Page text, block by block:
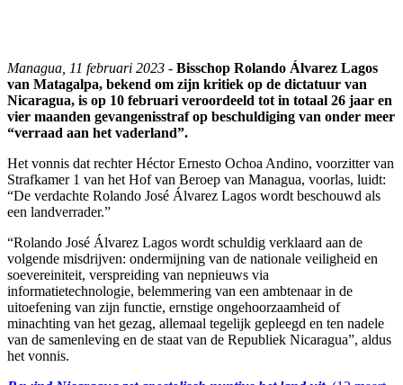
Managua, 11 februari 2023 - Bisschop Rolando Álvarez Lagos
van Matagalpa, bekend om zijn kritiek op de dictatuur van
Nicaragua, is op 10 februari veroordeeld tot in totaal 26 jaar en
vier maanden gevangenisstraf op beschuldiging van onder meer
“verraad aan het vaderland”.
Het vonnis dat rechter Héctor Ernesto Ochoa Andino, voorzitter van
Strafkamer 1 van het Hof van Beroep van Managua, voorlas, luidt:
“De verdachte Rolando José Álvarez Lagos wordt beschouwd als
een landverrader.”
“Rolando José Álvarez Lagos wordt schuldig verklaard aan de
volgende misdrijven: ondermijning van de nationale veiligheid en
soevereiniteit, verspreiding van nepnieuws via
informatietechnologie, belemmering van een ambtenaar in de
uitoefening van zijn functie, ernstige ongehoorzaamheid of
minachting van het gezag, allemaal tegelijk gepleegd en ten nadele
van de samenleving en de staat van de Republiek Nicaragua”, aldus
het vonnis.